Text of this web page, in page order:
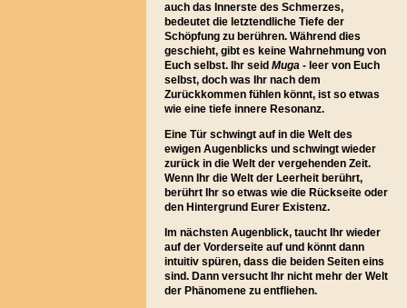
auch das Innerste des Schmerzes,
bedeutet die letztendliche Tiefe der
Schöpfung zu berühren. Während dies
geschieht, gibt es keine Wahrnehmung von
Euch selbst. Ihr seid Muga- leer von Euch
selbst, doch was Ihr nach dem
Zurückkommen fühlen könnt, ist so etwas
wie eine tiefe innere Resonanz.
Eine Tür schwingt auf in die Welt des
ewigen Augenblicks und schwingt wieder
zurück in die Welt der vergehenden Zeit.
Wenn Ihr die Welt der Leerheit berührt,
berührt Ihr so etwas wie die Rückseite oder
den Hintergrund Eurer Existenz.
Im nächsten Augenblick, taucht Ihr wieder
auf der Vorderseite auf und könnt dann
intuitiv spüren, dass die beiden Seiten eins
sind. Dann versucht Ihr nicht mehr der Welt
der Phänomene zu entfliehen.